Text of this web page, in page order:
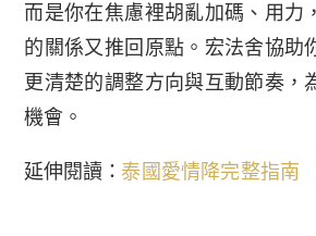
而是你在焦慮裡胡亂加碼、用力
的關係又推回原點。宏法舍協助
更清楚的調整方向與互動節奏，
機會。
延伸閱讀： 泰國愛情降完整指南